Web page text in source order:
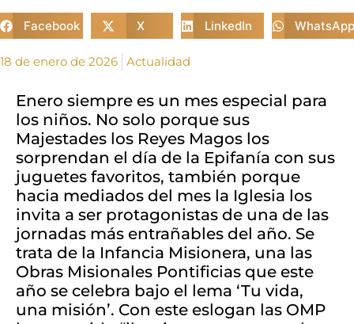
Facebook X LinkedIn WhatsApp
18 de enero de 2026 Actualidad
Enero siempre es un mes especial para
los niños. No solo porque sus
Majestades los Reyes Magos los
sorprendan el día de la Epifanía con sus
juguetes favoritos, también porque
hacia mediados del mes la Iglesia los
invita a ser protagonistas de una de las
jornadas más entrañables del año. Se
trata de la Infancia Misionera, una las
Obras Misionales Pontificias que este
año se celebra bajo el lema ‘Tu vida,
una misión’. Con este eslogan las OMP